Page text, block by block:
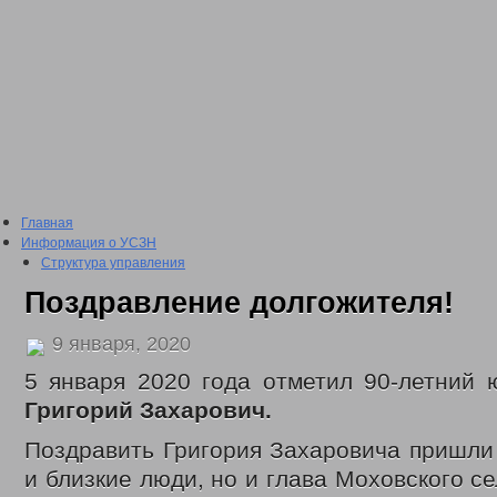
Главная
Информация о УСЗН
Структура управления
План проведения проверки подведомственных учреждений
Сведения о доходах
2016 год
2017 год
2018 год
2019 год
2020 год
2022 год
Отчеты о проделанной работе
Поздравление долгожителя!
9 января, 2020
5 января 2020 года отметил 90-
Григорий Захарович.
Поздравить Григория Захаровича
и близкие люди, но и глава Моховского